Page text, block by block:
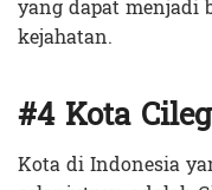
yang dapat menjadi
kejahatan.
#4 Kota
Kota di Indonesia